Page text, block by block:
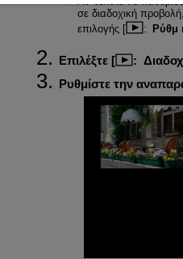
σε διαδοχική
επιλογής [
: Ρύθμ
Επιλέξτε [ :
Ρυθμίστε την